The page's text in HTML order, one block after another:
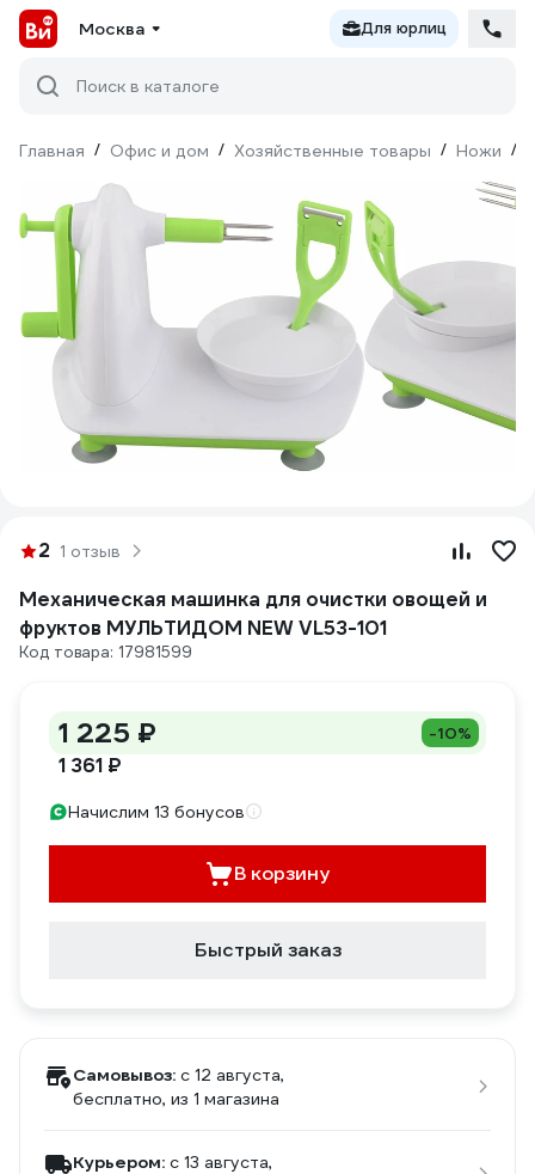
Москва Для юрлиц
Поиск в каталоге
Главная / Офис и дом / Хозяйственные товары / Ножи /
2 1 отзыв
Механическая машинка для очистки овощей и
фруктов МУЛЬТИДОМ NEW VL53-101
Код товара: 17981599
1 225 ₽ -10%
1 361 ₽
Начислим 13 бонусов
В корзину
Быстрый заказ
Самовывоз: c 12 августа,
бесплатно, из 1 магазина
Курьером: c 13 августа,